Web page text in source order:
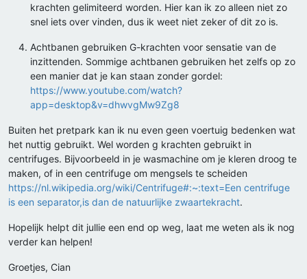
krachten gelimiteerd worden. Hier kan ik zo alleen niet zo
snel iets over vinden, dus ik weet niet zeker of dit zo is.
Achtbanen gebruiken G-krachten voor sensatie van de
inzittenden. Sommige achtbanen gebruiken het zelfs op zo
een manier dat je kan staan zonder gordel:
https://www.youtube.com/watch?
app=desktop&v=dhwvgMw9Zg8
Buiten het pretpark kan ik nu even geen voertuig bedenken wat
het nuttig gebruikt. Wel worden g krachten gebruikt in
centrifuges. Bijvoorbeeld in je wasmachine om je kleren droog te
maken, of in een centrifuge om mengsels te scheiden
https://nl.wikipedia.org/wiki/Centrifuge#:~:text=Een centrifuge
is een separator,is dan de natuurlijke zwaartekracht.
Hopelijk helpt dit jullie een end op weg, laat me weten als ik nog
verder kan helpen!
Groetjes, Cian